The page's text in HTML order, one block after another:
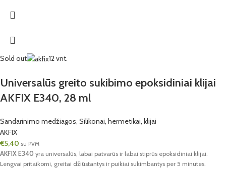
Sold out 12 vnt.
Universalūs greito sukibimo epoksidiniai klijai
AKFIX E340, 28 ml
Sandarinimo medžiagos, Silikonai, hermetikai, klijai
AKFIX
€5,40 su PVM
AKFIX E340 yra universalūs, labai patvarūs ir labai stiprūs epoksidiniai klijai.
Lengvai pritaikomi, greitai džiūstantys ir puikiai sukimbantys per 5 minutes.